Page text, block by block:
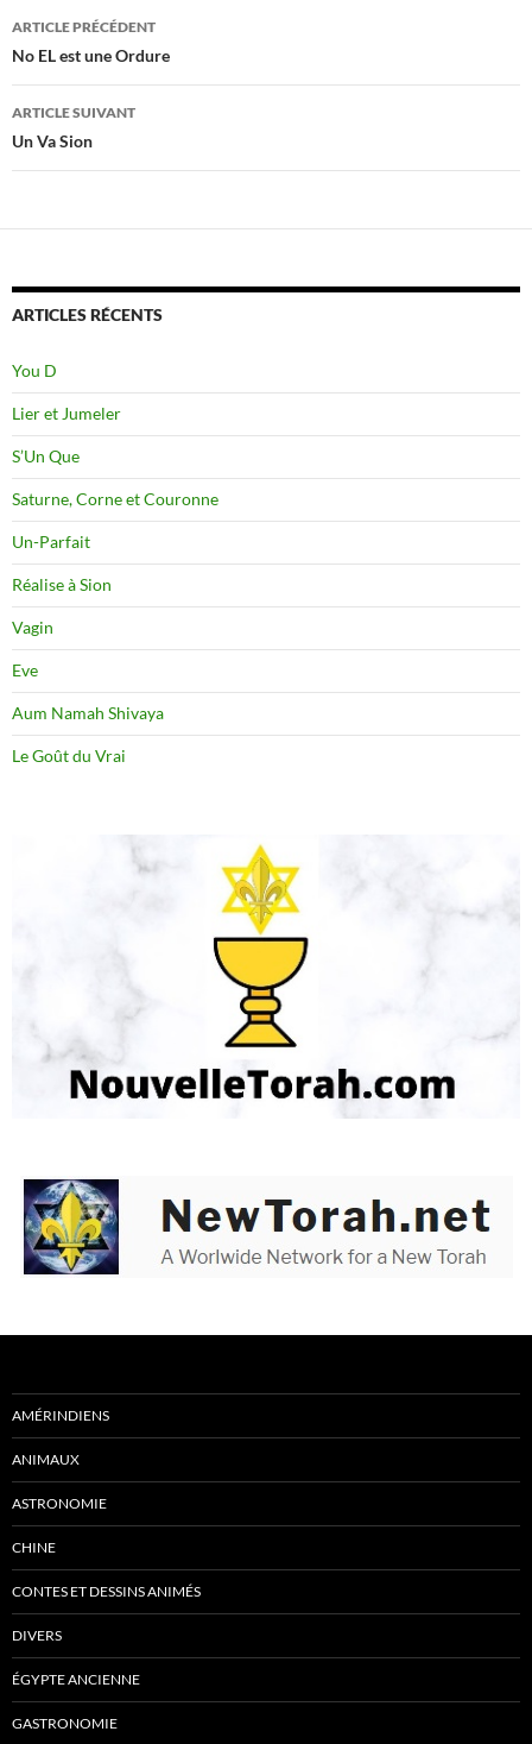
Navigation
des
articles
ARTICLE PRÉCÉDENT
No EL est une Ordure
ARTICLE SUIVANT
Un Va Sion
ARTICLES RÉCENTS
You D
Lier et Jumeler
S’Un Que
Saturne, Corne et Couronne
Un-Parfait
Réalise à Sion
Vagin
Eve
Aum Namah Shivaya
Le Goût du Vrai
AMÉRINDIENS
ANIMAUX
ASTRONOMIE
CHINE
CONTES ET DESSINS ANIMÉS
DIVERS
ÉGYPTE ANCIENNE
GASTRONOMIE